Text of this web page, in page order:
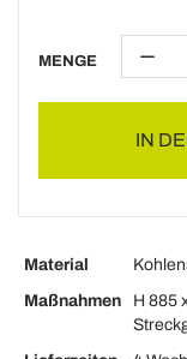
MENGE
IN
Material
Maßnahmen
H 885